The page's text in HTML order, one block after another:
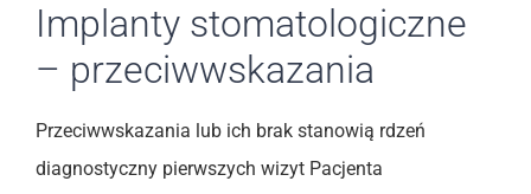
Implanty stomatologiczne
– przeciwwskazania
Przeciwwskazania lub ich brak stanowią rdzeń
diagnostyczny pierwszych wizyt Pacjenta